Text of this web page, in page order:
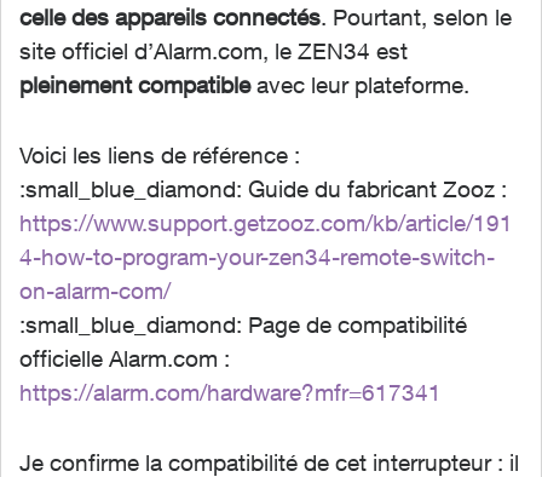
celle des appareils connectés. Pourtant, selon le
site officiel d’Alarm.com, le ZEN34 est
pleinement compatibleavec leur plateforme.
Voici les liens de référence :
:small_blue_diamond: Guide du fabricant Zooz :
https://www.support.getzooz.com/kb/article/191
4-how-to-program-your-zen34-remote-switch-
on-alarm-com/
:small_blue_diamond: Page de compatibilité
officielle Alarm.com :
https://alarm.com/hardware?mfr=617341
Je confirme la compatibilité de cet interrupteur : il